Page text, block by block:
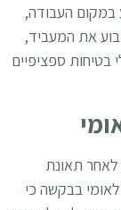
העבודה,
את המעביד,
ספציפיים
לאחר תאונת
בבקשה כי